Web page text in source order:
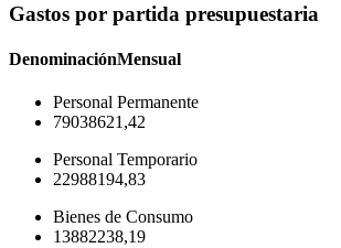
Gastos por partida presupuestaria
DenominaciónMensual
Personal Permanente
79038621,42
Personal Temporario
22988194,83
Bienes de Consumo
13882238,19